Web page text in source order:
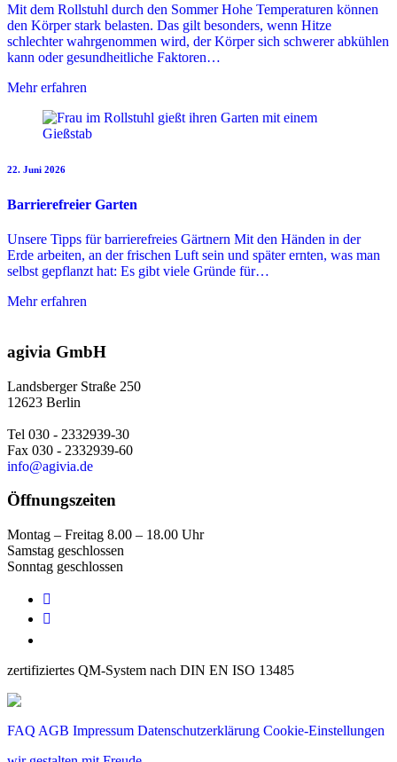
Mit dem Rollstuhl durch den Sommer Hohe Temperaturen können
den Körper stark belasten. Das gilt besonders, wenn Hitze
schlechter wahrgenommen wird, der Körper sich schwerer abkühlen
kann oder gesundheitliche Faktoren…
Mehr erfahren
22. Juni 2026
Barrierefreier Garten
Unsere Tipps für barrierefreies Gärtnern Mit den Händen in der
Erde arbeiten, an der frischen Luft sein und später ernten, was man
selbst gepflanzt hat: Es gibt viele Gründe für…
Mehr erfahren
agivia GmbH
Landsberger Straße 250
12623 Berlin
Tel 030 - 2332939-30
Fax 030 - 2332939-60
info@agivia.de
Öffnungszeiten
Montag – Freitag 8.00 – 18.00 Uhr
Samstag geschlossen
Sonntag geschlossen


zertifiziertes QM-System nach DIN EN ISO 13485
FAQ AGB Impressum Datenschutzerklärung Cookie-Einstellungen